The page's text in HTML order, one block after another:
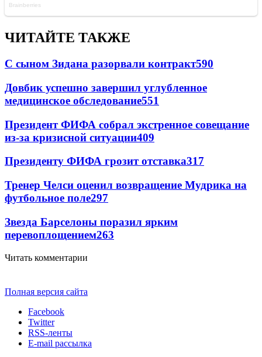
ЧИТАЙТЕ ТАКЖЕ
С сыном Зидана разорвали контракт590
Довбик успешно завершил углубленное
медицинское обследование551
Президент ФИФА собрал экстренное совещание
из-за кризисной ситуации409
Президенту ФИФА грозит отставка317
Тренер Челси оценил возвращение Мудрика на
футбольное поле297
Звезда Барселоны поразил ярким
перевоплощением263
Читать комментарии
Полная версия сайта
Facebook
Twitter
RSS-ленты
E-mail рассылка